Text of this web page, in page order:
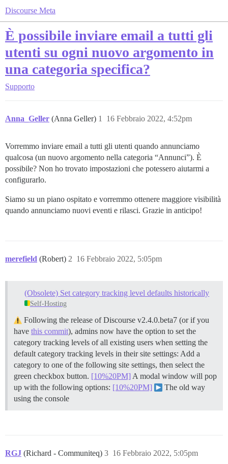
Discourse Meta
È possibile inviare email a tutti gli
utenti su ogni nuovo argomento in
una categoria specifica?
Supporto
Anna_Geller (Anna Geller) 16 Febbraio 2022, 4:52pm
1
Vorremmo inviare email a tutti gli utenti quando annunciamo
qualcosa (un nuovo argomento nella categoria “Annunci”). È
possibile? Non ho trovato impostazioni che potessero aiutarmi a
configurarlo.
Siamo su un piano ospitato e vorremmo ottenere maggiore visibilità
quando annunciamo nuovi eventi e rilasci. Grazie in anticipo!
merefield (Robert) 16 Febbraio 2022, 5:05pm
2
(Obsolete) Set category tracking level defaults historically
Self-Hosting
Following the release of Discourse v2.4.0.beta7 (or if you
have this commit), admins now have the option to set the
category tracking levels of all existing users when setting the
default category tracking levels in their site settings: Add a
category to one of the following site settings, then select the
green checkbox button. [10%20PM] A modal window will pop
up with the following options: [10%20PM]
The old way
using the console
RGJ (Richard - Communiteq) 16 Febbraio 2022, 5:05pm
3